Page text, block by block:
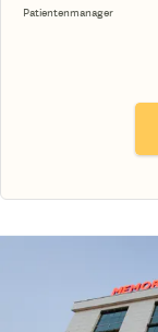
Patientenmanager